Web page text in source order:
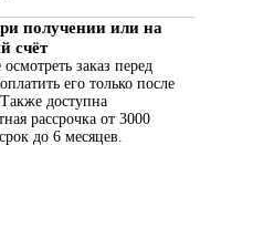
получении или на
счёт
заказ перед
его только после
доступна
рассрочка от 3000
до 6 месяцев.